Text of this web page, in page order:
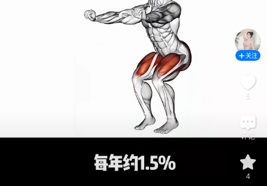
关注
5
评论
4